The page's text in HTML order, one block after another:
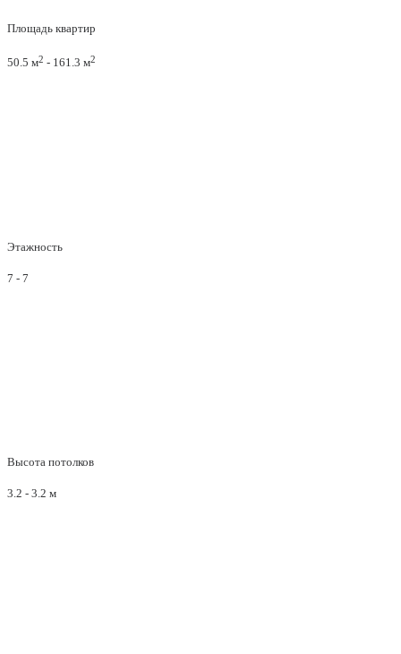
Площадь квартир
50.5 м2 - 161.3 м2
Этажность
7 - 7
Высота потолков
3.2 - 3.2 м